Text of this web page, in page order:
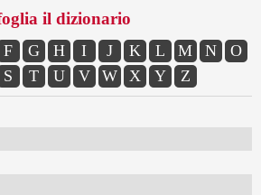
il dizionario
F G H I J K L M N
O
S T U V W X Y Z